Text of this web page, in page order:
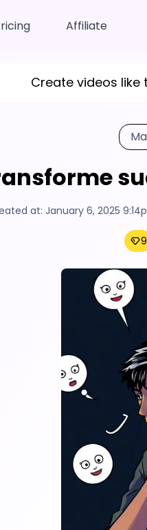
Affiliate
Create videos like
at: January 6, 2025
9